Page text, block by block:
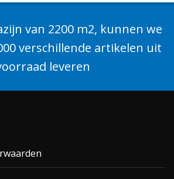
van 2200 m2, kunnen we
verschillende artikelen uit
leveren